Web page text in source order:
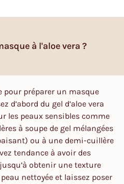
à l'aloe vera ?
pour préparer un masque
d’abord du gel d’aloe vera
les peaux sensibles comme
à soupe de gel mélangées
ou à une demi-cuillère
tendance à avoir des
obtenir une texture
nettoyée et laissez poser